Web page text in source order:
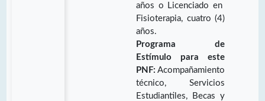
años o Licenciado en
Fisioterapia, cuatro (4)
años.
Programa de
Estímulo para este
PNF: Acompañamiento
técnico, Servicios
Estudiantiles, Becas y